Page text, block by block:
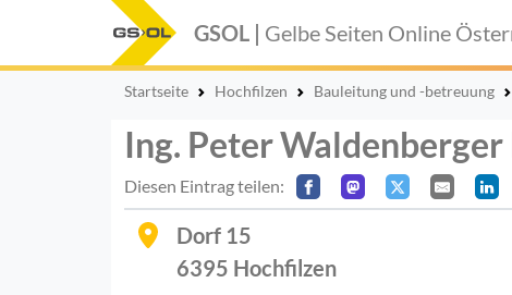
GSOL | Gelbe Seiten Online
Startseite Hochfilzen Bauleitung und -betreuung
Ing. Peter
Diesen Eintrag teilen:
Dorf 15
6395 Hochfilzen